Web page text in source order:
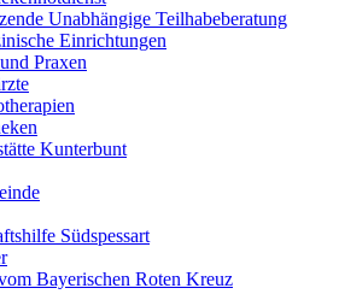
Unabhängige Teilhabeberatung
Einrichtungen
Praxen
Kunterbunt
Südspessart
Bayerischen Roten Kreuz